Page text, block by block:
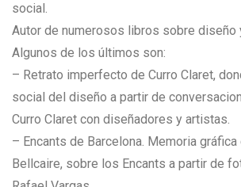
social.
Autor de numerosos libros sobre diseño
Algunos de los últimos son:
– Retrato imperfecto de Curro Claret,
social del diseño a partir de
Curro Claret con diseñadores y artistas.
– Encants de Barcelona. Memoria
Bellcaire, sobre los Encants a partir de